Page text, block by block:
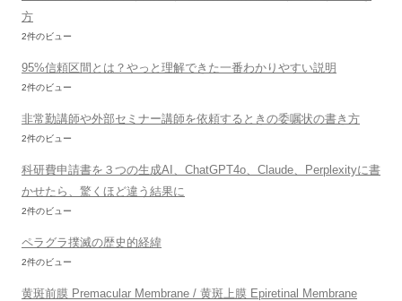
方
2件のビュー
95%信頼区間とは？やっと理解できた一番わかりやすい説明
2件のビュー
非常勤講師や外部セミナー講師を依頼するときの委嘱状の書き方
2件のビュー
科研費申請書を３つの生成AI、ChatGPT4o、Claude、Perplexityに書
かせたら、驚くほど違う結果に
2件のビュー
ペラグラ撲滅の歴史的経緯
2件のビュー
黄斑前膜 Premacular Membrane / 黄斑上膜 Epiretinal Membrane